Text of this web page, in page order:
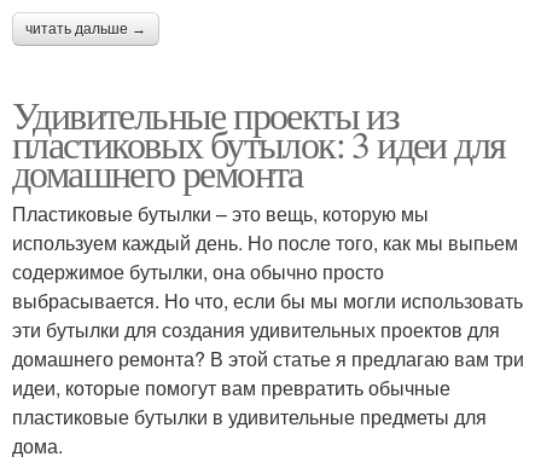
читать дальше →
Удивительные проекты из
пластиковых бутылок: 3 идеи для
домашнего ремонта
Пластиковые бутылки – это вещь, которую мы
используем каждый день. Но после того, как мы выпьем
содержимое бутылки, она обычно просто
выбрасывается. Но что, если бы мы могли использовать
эти бутылки для создания удивительных проектов для
домашнего ремонта? В этой статье я предлагаю вам три
идеи, которые помогут вам превратить обычные
пластиковые бутылки в удивительные предметы для
дома.